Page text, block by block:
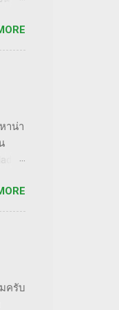
าคา
งทุน
อมี
ให้
น
าน่า
ง
ครับ